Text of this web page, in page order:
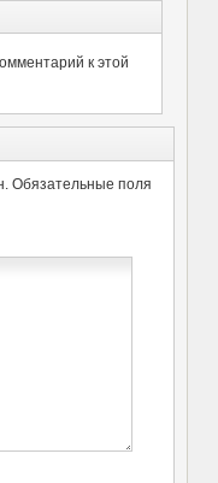
к этой
Обязательные поля